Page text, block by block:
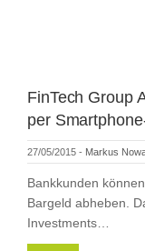
FinTech Group
per
27/05/2015 - Markus
Bankkunden
Bargeld abheben.
Investments…